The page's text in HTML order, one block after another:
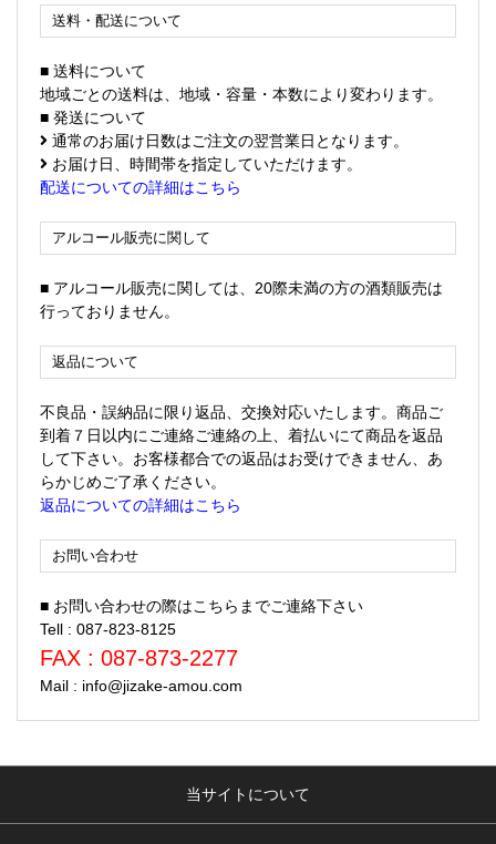
送料・配送について
■ 送料について
地域ごとの送料は、地域・容量・本数により変わります。
■ 発送について
通常のお届け日数はご注文の翌営業日となります。
お届け日、時間帯を指定していただけます。
配送についての詳細はこちら
アルコール販売に関して
■ アルコール販売に関しては、20際未満の方の酒類販売は
行っておりません。
返品について
不良品・誤納品に限り返品、交換対応いたします。商品ご
到着７日以内にご連絡ご連絡の上、着払いにて商品を返品
して下さい。お客様都合での返品はお受けできません、あ
らかじめご了承ください。
返品についての詳細はこちら
お問い合わせ
■ お問い合わせの際はこちらまでご連絡下さい
Tell : 087-823-8125
FAX : 087-873-2277
Mail : info@jizake-amou.com
当サイトについて